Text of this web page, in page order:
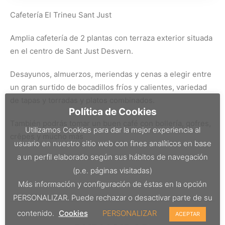
Cafetería El Trineu Sant Just
Amplia cafetería de 2 plantas con terraza exterior situada
en el centro de Sant Just Desvern.
Desayunos, almuerzos, meriendas y cenas a elegir entre
un gran surtido de bocadillos fríos y calientes, variedad
Política de Cookies
Utilizamos Cookies para dar la mejor experiencia al
usuario en nuestro sitio web con fines analíticos en base
a un perfil elaborado según sus hábitos de navegación
(p.e. páginas visitadas)
Más información y configuración de éstas en la opción
PERSONALIZAR. Puede rechazar o desactivar parte de su
contenido. Cookies PERSONALIZAR ACEPTAR